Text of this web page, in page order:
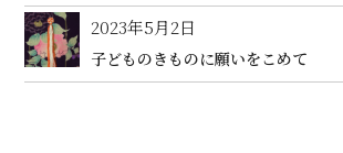
2023年5月2日
子どものきものに願いをこめて